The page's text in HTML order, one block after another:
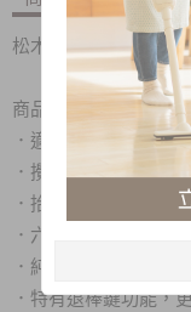
松木抬頭式點心烘培
商品特色：
． 適用中西式食物調
． 攪拌、混合、揉捏
． 抬頭式結構設計，
． 六段式調速功能，
． 純銅線馬達結構，
． 特有退棒鍵功能，